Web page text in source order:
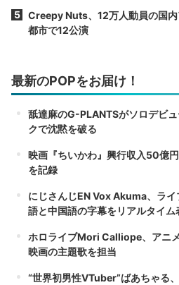
Creepy Nuts、12万人動員の国
都市で12公演
最新のPOPをお届け！
舐達麻のG-PLANTSがソロデビ
クで沈黙を破る
映画『ちいかわ』興行収入50億
を記録
にじさんじEN Vox Akuma、ラ
語と中国語の字幕をリアルタイム
ホロライブMori Calliope、アニ
映画の主題歌を担当
“世界初男性VTuber”ばあちゃる